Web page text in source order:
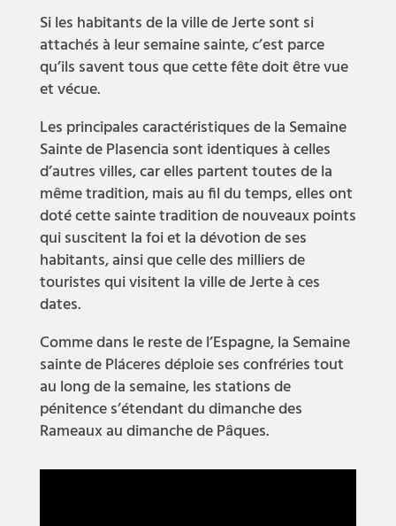
Si les habitants de la ville de Jerte sont si
attachés à leur semaine sainte, c’est parce
qu’ils savent tous que cette fête doit être vue
et vécue.
Les principales caractéristiques de la Semaine
Sainte de Plasencia sont identiques à celles
d’autres villes, car elles partent toutes de la
même tradition, mais au fil du temps, elles ont
doté cette sainte tradition de nouveaux points
qui suscitent la foi et la dévotion de ses
habitants, ainsi que celle des milliers de
touristes qui visitent la ville de Jerte à ces
dates.
Comme dans le reste de l’Espagne, la Semaine
sainte de Pláceres déploie ses confréries tout
au long de la semaine, les stations de
pénitence s’étendant du dimanche des
Rameaux au dimanche de Pâques.